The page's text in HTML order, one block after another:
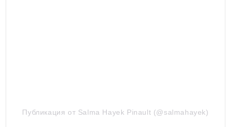
Публикация от Salma Hayek Pinault (@salmahayek)